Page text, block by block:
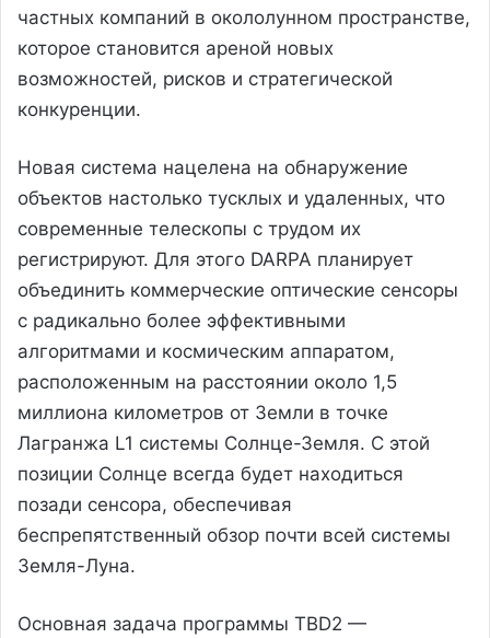
частных компаний в окололунном пространстве,
которое становится ареной новых
возможностей, рисков и стратегической
конкуренции.
Новая система нацелена на обнаружение
объектов настолько тусклых и удаленных, что
современные телескопы с трудом их
регистрируют. Для этого DARPA планирует
объединить коммерческие оптические сенсоры
с радикально более эффективными
алгоритмами и космическим аппаратом,
расположенным на расстоянии около 1,5
миллиона километров от Земли в точке
Лагранжа L1 системы Солнце-Земля. С этой
позиции Солнце всегда будет находиться
позади сенсора, обеспечивая
беспрепятственный обзор почти всей системы
Земля-Луна.
Основная задача программы TBD2 —